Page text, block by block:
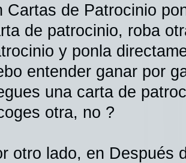
Cartas de Patrocinio
de patrocinio, roba
y ponla
entender ganar por
una carta de
otra, no ?
otro lado, en Después